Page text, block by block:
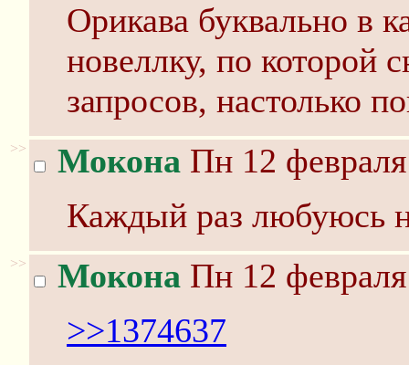
Орикава буквально в
новеллку, по которой
запросов, настолько
>> Мокона Пн 12
Каждый раз любуюсь
>> Мокона Пн 12
>>1374637